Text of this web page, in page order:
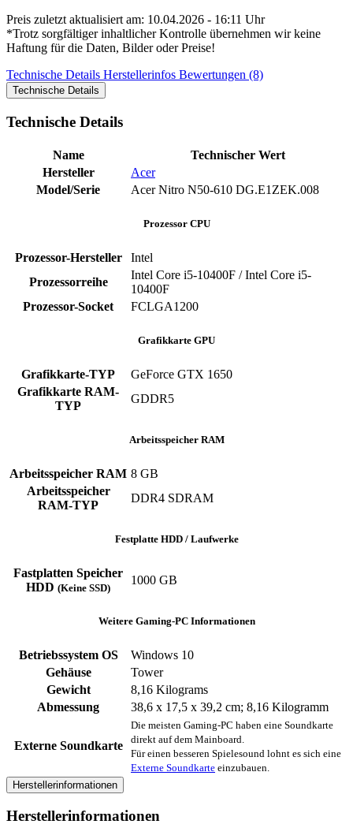
Preis zuletzt aktualisiert am: 10.04.2026 - 16:11 Uhr
*Trotz sorgfältiger inhaltlicher Kontrolle übernehmen wir keine
Haftung für die Daten, Bilder oder Preise!
Technische Details Herstellerinfos Bewertungen (8)
Technische Details
Technische Details
Name
Technischer Wert
Hersteller
‎Acer
Model/Serie
‎Acer Nitro N50-610 ‎DG.E1ZEK.008
Prozessor CPU
Prozessor-Hersteller
‎Intel
Prozessorreihe
Intel Core i5-10400F / Intel Core i5-
10400F
Prozessor-Socket
‎FCLGA1200
Grafikkarte GPU
Grafikkarte-TYP
GeForce GTX 1650
Grafikkarte RAM-
TYP
‎GDDR5
Arbeitsspeicher RAM
Arbeitsspeicher RAM ‎8 GB
Arbeitsspeicher
RAM-TYP
‎DDR4 SDRAM
Festplatte HDD / Laufwerke
Fastplatten Speicher
HDD (Keine SSD)
1000 GB
Weitere Gaming-PC Informationen
Betriebssystem OS
‎Windows 10
Gehäuse
‎Tower
Gewicht
‎8,16 Kilograms
Abmessung
‎38,6 x 17,5 x 39,2 cm; 8,16 Kilogramm
Externe Soundkarte
Die meisten Gaming-PC haben eine Soundkarte
direkt auf dem Mainboard.
Für einen besseren Spielesound lohnt es sich eine
Externe Soundkarte einzubauen.
Herstellerinformationen
Herstellerinformationen